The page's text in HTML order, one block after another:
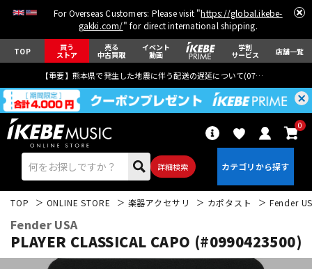
For Overseas Customers: Please visit "https://global.ikebe-
gakki.com/" for direct international shipping.
TOP 買う
ストア
売る
中古買取
イベント
動画
学割
サービス 店舗一覧
【重要】熊本県で発生した地震に伴う配送の遅延について(07月29日
詳細検索
0
TOP ONLINE STORE 楽器アクセサリ カポタスト Fender
Fender USA
PLAYER CLASSICAL CAPO (#0990423500)